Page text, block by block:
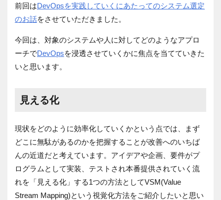
前回はDevOpsを実践していくにあたってのシステム選定
のお話をさせていただきました。
今回は、対象のシステムや人に対してどのようなアプロ
ーチでDevOpsを浸透させていくかに焦点を当てていきた
いと思います。
見える化
現状をどのように効率化していくかという点では、まず
どこに無駄があるのかを把握することが改善へのいちば
んの近道だと考えています。アイデアや企画、要件がプ
ログラムとして実装、テストされ本番提供されていく流
れを「見える化」する1つの方法としてVSM(Value
Stream Mapping)という視覚化方法をご紹介したいと思い